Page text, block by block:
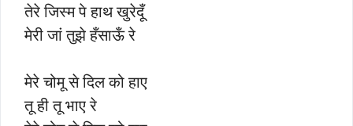
तेरे जिस्म पे हाथ खुरेदूँ
मेरी जां तुझे हँसाऊँ रे
मेरे चोमू से दिल को हाए
तू ही तू भाए रे